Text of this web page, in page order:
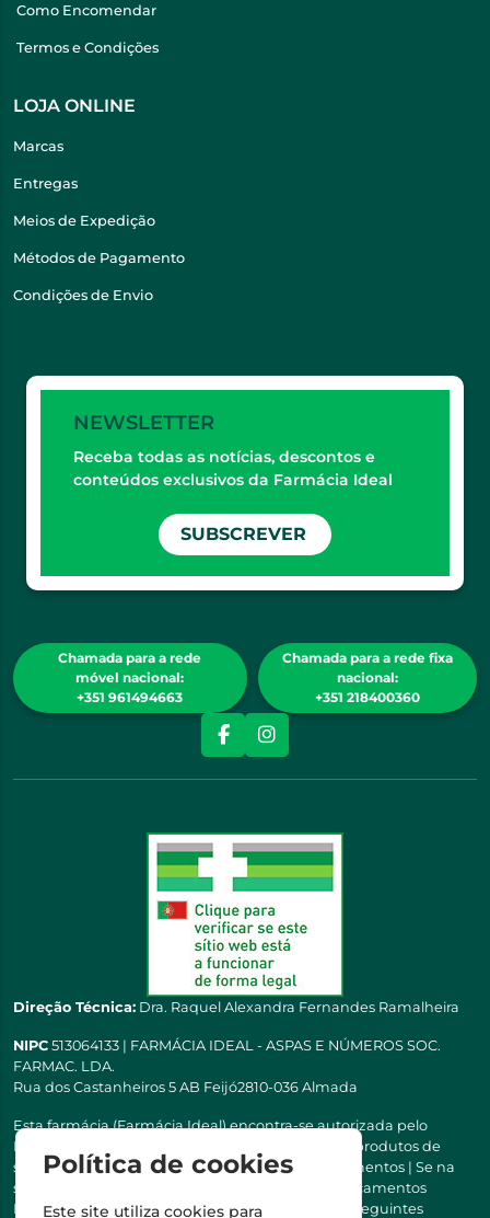
Como Encomendar
Termos e Condições
LOJA ONLINE
Marcas
Entregas
Meios de Expedição
Métodos de Pagamento
Condições de Envio
NEWSLETTER
Receba todas as notícias, descontos e
conteúdos exclusivos da Farmácia Ideal
SUBSCREVER
Chamada para a rede
móvel nacional:
+351 961494663
Chamada para a rede fixa
nacional:
+351 218400360
Direção Técnica: Dra. Raquel Alexandra Fernandes Ramalheira
NIPC 513064133 | FARMÁCIA IDEAL - ASPAS E NÚMEROS SOC.
FARMAC. LDA.
Rua dos Castanheiros 5 AB Feijó2810-036 Almada
Esta farmácia (Farmácia Ideal) encontra-se autorizada pelo
INFARMED para a dispensa de medicamentos e produtos de
saúde ao domicílio e através da internet. Medicamentos | Se na
sua receita tiver MSRM, MNSRM, MSRMV ou Medicamentos
Manipulados, estes só podem ser entregues nos seguintes
Política de cookies
Este site utiliza cookies para